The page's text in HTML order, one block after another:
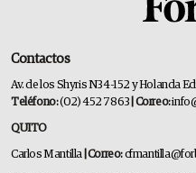
Contactos
Av. de los Shyris N34-152 y Holanda
Teléfono:(02) 452 7863 | Correo:
QUITO
Carlos Mantilla | Correo: